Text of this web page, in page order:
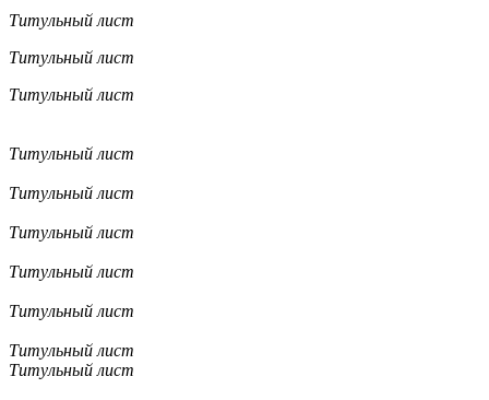
Титульный лист
Титульный лист
Титульный лист
Титульный лист
Титульный лист
Титульный лист
Титульный лист
Титульный лист
Титульный лист
Титульный лист